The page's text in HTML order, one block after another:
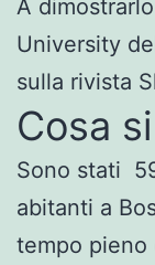
A
University
sulla rivista
Cosa
Sono stati
abitanti a
tempo pieno